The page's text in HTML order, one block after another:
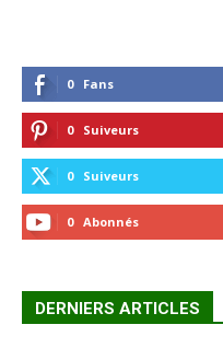
0 Fans
0 Suiveurs
0 Suiveurs
0 Abonnés
DERNIERS ARTICLES